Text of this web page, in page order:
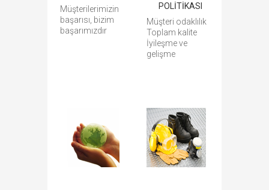
Müşterilerimizin
başarısı, bizim
başarımızdır
POLİTİKASI
Müşteri odaklılık
Toplam kalite
İyileşme ve
gelişme